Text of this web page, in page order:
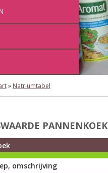
» Natriumtabel
PANNENKOEK
omschrijving